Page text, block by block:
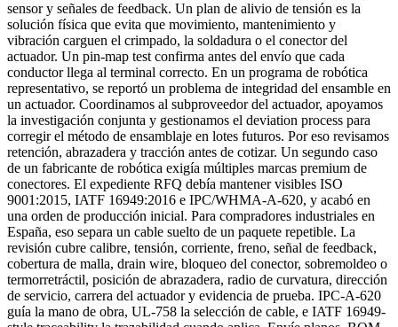
sensor y señales de feedback. Un plan de alivio de tensión es la
solución física que evita que movimiento, mantenimiento y
vibración carguen el crimpado, la soldadura o el conector del
actuador. Un pin-map test confirma antes del envío que cada
conductor llega al terminal correcto. En un programa de robótica
representativo, se reportó un problema de integridad del ensamble en
un actuador. Coordinamos al subproveedor del actuador, apoyamos
la investigación conjunta y gestionamos el deviation process para
corregir el método de ensamblaje en lotes futuros. Por eso revisamos
retención, abrazadera y tracción antes de cotizar. Un segundo caso
de un fabricante de robótica exigía múltiples marcas premium de
conectores. El expediente RFQ debía mantener visibles ISO
9001:2015, IATF 16949:2016 e IPC/WHMA-A-620, y acabó en
una orden de producción inicial. Para compradores industriales en
España, eso separa un cable suelto de un paquete repetible. La
revisión cubre calibre, tensión, corriente, freno, señal de feedback,
cobertura de malla, drain wire, bloqueo del conector, sobremoldeo o
termorretráctil, posición de abrazadera, radio de curvatura, dirección
de servicio, carrera del actuador y evidencia de prueba. IPC-A-620
guía la mano de obra, UL-758 la selección de cable, e IATF 16949-